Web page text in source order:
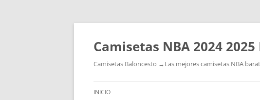
Camisetas NBA 2024
Camisetas Baloncesto →Las mejores camisetas NBA
INICIO